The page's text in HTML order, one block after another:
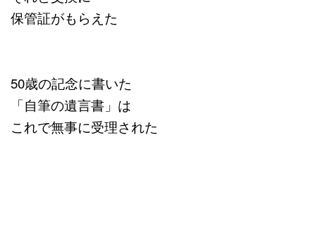
保管証がもらえた
50歳の記念に書いた
「自筆の遺言書」は
これで無事に受理された